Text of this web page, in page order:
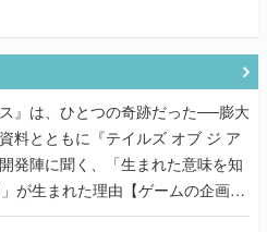
ス』は、ひとつの奇跡だった──膨大
料とともに『テイルズ オブ ジ ア
発陣に聞く、「生まれた意味を知
が生まれた理由【ゲームの企画